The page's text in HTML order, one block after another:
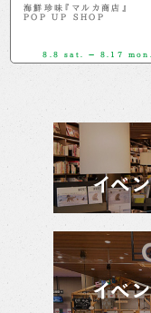
海鮮珍味『マルカ商店』
POP UP SHOP
8.8 sat. － 8.17 mon.